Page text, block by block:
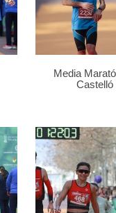
Media
Castelló